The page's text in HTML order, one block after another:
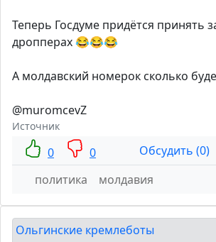
Теперь Госдуме придётся принять
дропперах 😂😂😂
А молдавский номерок сколько
@muromcevZ
Источник
0 0
Обсудить (0)
политика
молдавия
Ольгинские кремлеботы